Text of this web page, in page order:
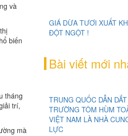
và
biến
tháng
trí,
mà
GIÁ DỪA TƯƠI XUẤT
ĐỘT NGỘT !
Bài viết mới
TRUNG QUỐC DẪN
TRƯỜNG TÔM HÙM
VIỆT NAM LÀ NHÀ
LỰC